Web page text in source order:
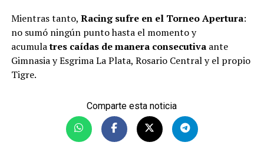
Mientras tanto, Racing sufre en el Torneo Apertura:
no sumó ningún punto hasta el momento y
acumulatres caídas de manera consecutivaante
Gimnasia y Esgrima La Plata, Rosario Central y el propio
Tigre.
Comparte esta noticia